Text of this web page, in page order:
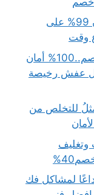
دينا نقل عفش شرق الرياض مع ضمان 99% على
وقت
دينا نقل عفش داخل الرياض بـ20%خصم..100% أمان
عفش رخيصة
للتخلص من
لمشاكل فك